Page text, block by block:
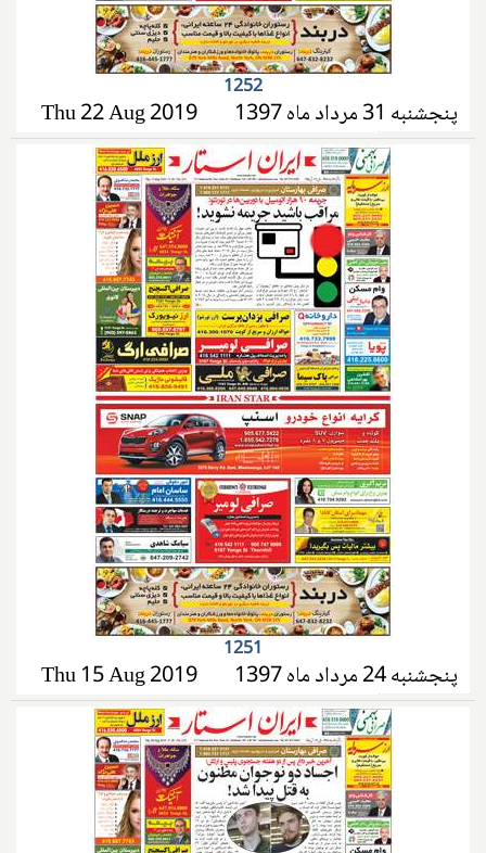
1252
پنجشنبه 31 مرداد ماه 1397 Thu 22 Aug 2019
1251
پنجشنبه 24 مرداد ماه 1397 Thu 15 Aug 2019